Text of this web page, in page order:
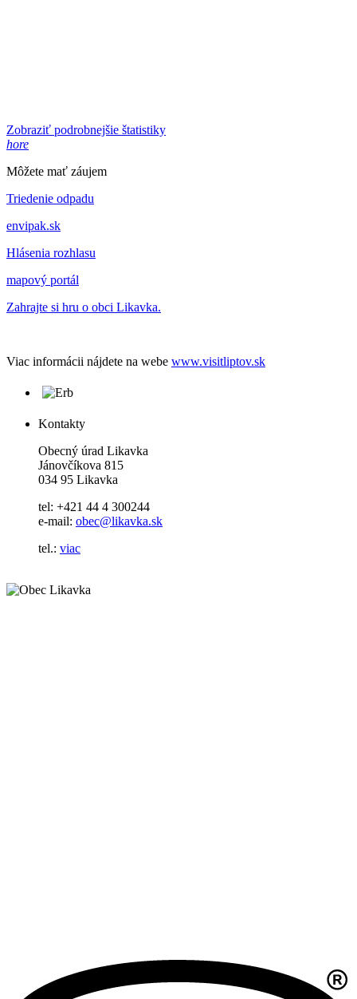
Zobraziť podrobnejšie štatistiky
hore
Môžete mať záujem
Triedenie odpadu
envipak.sk
Hlásenia rozhlasu
mapový portál
Zahrajte si hru o obci Likavka.
Viac informácii nájdete na webe www.visitliptov.sk
Kontakty
Obecný úrad Likavka
Jánovčíkova 815
034 95 Likavka
tel: +421 44 4 300244
e-mail: obec@likavka.sk
tel.: viac